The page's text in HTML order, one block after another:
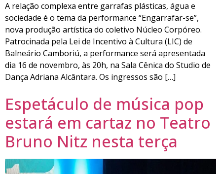
A relação complexa entre garrafas plásticas, água e
sociedade é o tema da performance “Engarrafar-se”,
nova produção artística do coletivo Núcleo Corpóreo.
Patrocinada pela Lei de Incentivo à Cultura (LIC) de
Balneário Camboriú, a performance será apresentada
dia 16 de novembro, às 20h, na Sala Cênica do Studio de
Dança Adriana Alcântara. Os ingressos são […]
Espetáculo de música pop
estará em cartaz no Teatro
Bruno Nitz nesta terça